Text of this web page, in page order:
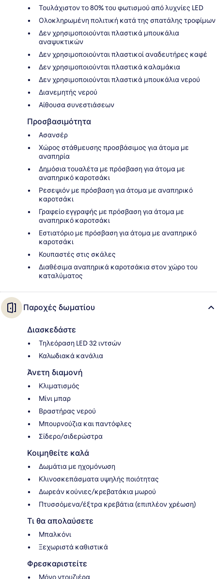
Τουλάχιστον το 80% του φωτισμού από λυχνίες LED
Ολοκληρωμένη πολιτική κατά της σπατάλης τροφίμων
Δεν χρησιμοποιούνται πλαστικά μπουκάλια
αναψυκτικών
Δεν χρησιμοποιούνται πλαστικοί αναδευτήρες καφέ
Δεν χρησιμοποιούνται πλαστικά καλαμάκια
Δεν χρησιμοποιούνται πλαστικά μπουκάλια νερού
Διανεμητής νερού
Αίθουσα συνεστιάσεων
Προσβασιμότητα
Ασανσέρ
Χώρος στάθμευσης προσβάσιμος για άτομα με
αναπηρία
Δημόσια τουαλέτα με πρόσβαση για άτομα με
αναπηρικό καροτσάκι
Ρεσεψιόν με πρόσβαση για άτομα με αναπηρικό
καροτσάκι
Γραφείο εγγραφής με πρόσβαση για άτομα με
αναπηρικό καροτσάκι
Εστιατόριο με πρόσβαση για άτομα με αναπηρικό
καροτσάκι
Κουπαστές στις σκάλες
Διαθέσιμα αναπηρικά καροτσάκια στον χώρο του
καταλύματος
Παροχές δωματίου
Διασκεδάστε
Τηλεόραση LED 32 ιντσών
Καλωδιακά κανάλια
Άνετη διαμονή
Κλιματισμός
Μίνι μπαρ
Βραστήρας νερού
Μπουρνούζια και παντόφλες
Σίδερο/σιδερώστρα
Κοιμηθείτε καλά
Δωμάτια με ηχομόνωση
Κλινοσκεπάσματα υψηλής ποιότητας
Δωρεάν κούνιες/κρεβατάκια μωρού
Πτυσσόμενα/έξτρα κρεβάτια (επιπλέον χρέωση)
Τι θα απολαύσετε
Μπαλκόνι
Ξεχωριστά καθιστικά
Φρεσκαριστείτε
Μόνο ντουζιέρα